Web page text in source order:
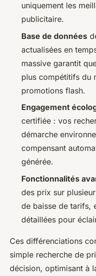
uniquement les
publicitaire.
Base de données
actualisées en
massive garantit
plus compétitifs du
promotions flash.
Engagement
certifiée : vos
démarche
compensant
générée.
Fonctionnalités
des prix sur
de baisse de tarifs,
détaillées pour
Ces différenciations
simple recherche de
décision, optimisant à